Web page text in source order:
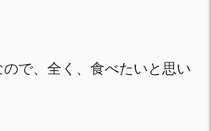
で、全く、食べたいと思い